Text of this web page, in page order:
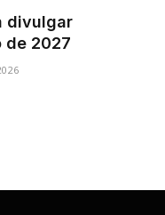
divulgar
de 2027